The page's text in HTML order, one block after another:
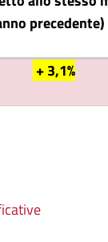
precedente)
+ 3,1%